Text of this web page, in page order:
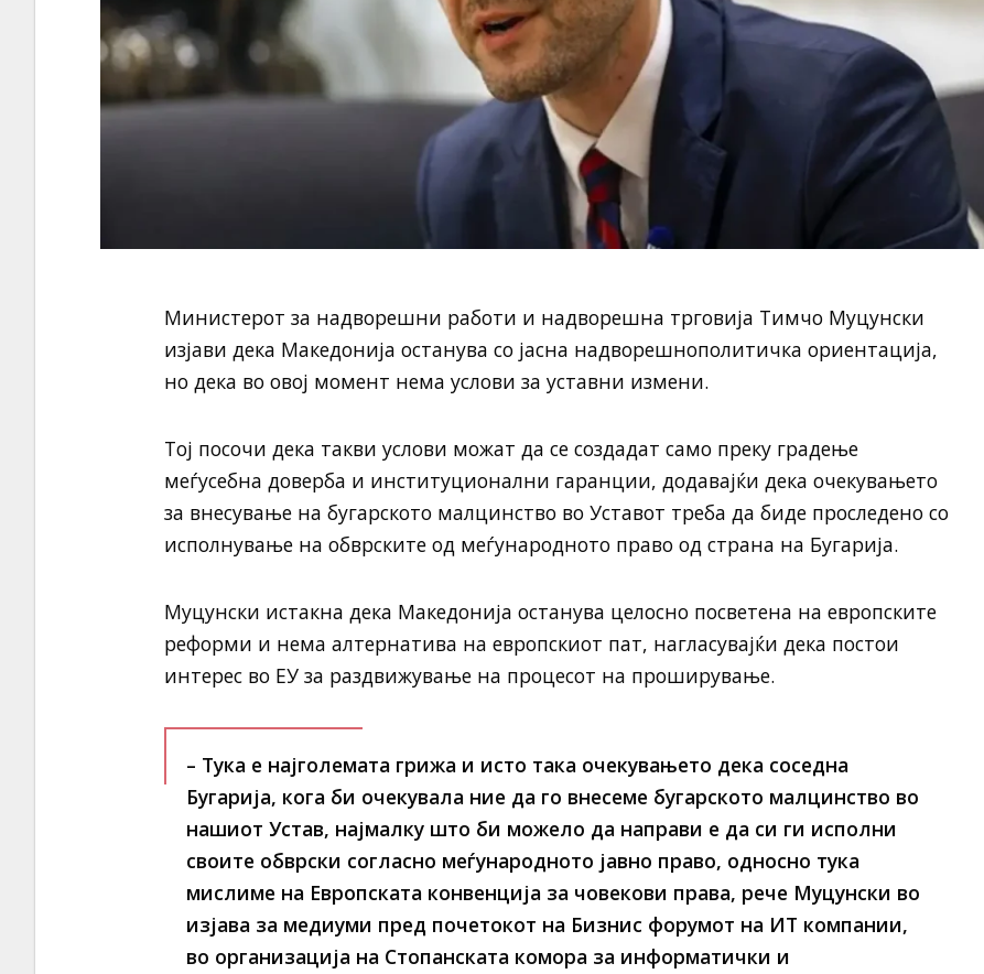
Министерот за надворешни работи и надворешна трговија Тимчо Муцунски
изјави дека Македонија останува со јасна надворешнополитичка ориентација,
но дека во овој момент нема услови за уставни измени.
Тој посочи дека такви услови можат да се создадат само преку градење
меѓусебна доверба и институционални гаранции, додавајќи дека очекувањето
за внесување на бугарското малцинство во Уставот треба да биде проследено со
исполнување на обврските од меѓународното право од страна на Бугарија.
Муцунски истакна дека Македонија останува целосно посветена на европските
реформи и нема алтернатива на европскиот пат, нагласувајќи дека постои
интерес во ЕУ за раздвижување на процесот на проширување.
– Тука е најголемата грижа и исто така очекувањето дека соседна
Бугарија, кога би очекувала ние да го внесеме бугарското малцинство во
нашиот Устав, најмалку што би можело да направи е да си ги исполни
своите обврски согласно меѓународното јавно право, односно тука
мислиме на Европската конвенција за човекови права, рече Муцунски во
изјава за медиуми пред почетокот на Бизнис форумот на ИТ компании,
во организација на Стопанската комора за информатички и